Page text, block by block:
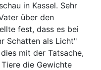
in Kassel. Sehr
über den
fest, dass es bei
Schatten als Licht"
mit der Tatsache,
die Gewichte